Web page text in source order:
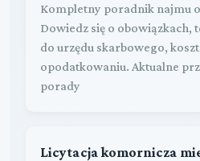
Kompletny poradnik najmu
Dowiedz się o obowiązkach,
do urzędu skarbowego,
opodatkowaniu. Aktualne
porady
Licytacja komornicza